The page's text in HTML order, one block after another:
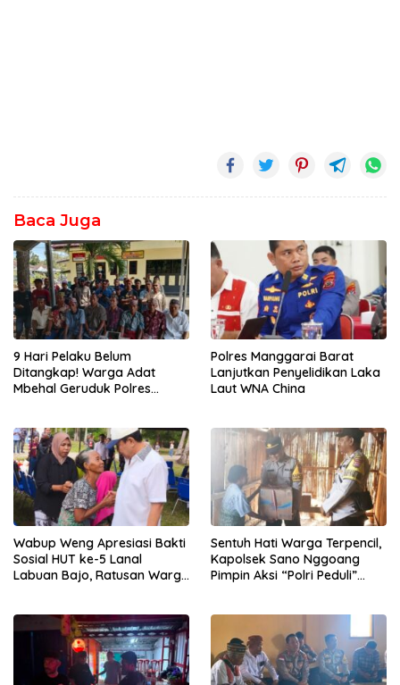
Baca Juga
9 Hari Pelaku Belum
Ditangkap! Warga Adat
Mbehal Geruduk Polres
Polres Manggarai Barat
Lanjutkan Penyelidikan Laka
Laut WNA China
Wabup Weng Apresiasi Bakti
Sosial HUT ke-5 Lanal
Labuan Bajo, Ratusan Warga
Gratis
Sentuh Hati Warga Terpencil,
Kapolsek Sano Nggoang
Pimpin Aksi “Polri Peduli”